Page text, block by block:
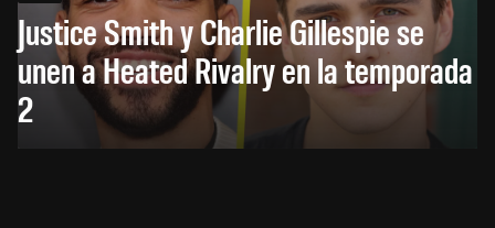
Justice Smith y Charlie Gillespie se
unen a Heated Rivalry en la temporada
2